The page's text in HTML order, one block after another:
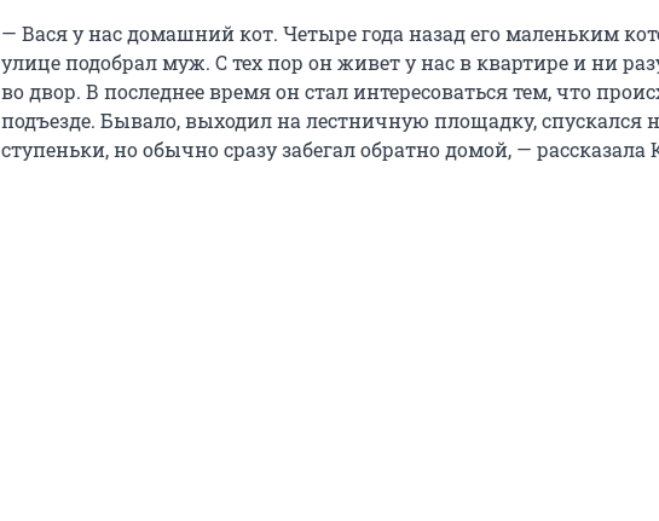
— Вася у нас домашний кот. Четыре года назад его маленьким
улице подобрал муж. С тех пор он живет у нас в квартире и ни
во двор. В последнее время он стал интересоваться тем, что
подъезде. Бывало, выходил на лестничную площадку, спускался
ступеньки, но обычно сразу забегал обратно домой, — рассказала